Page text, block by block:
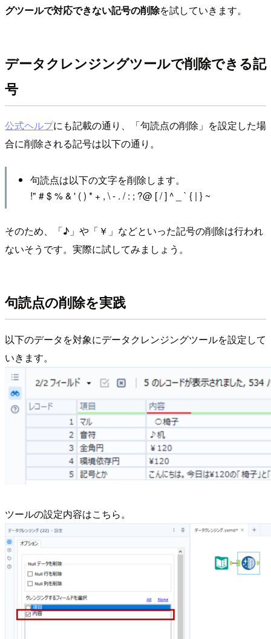
グツールで対応できない記号の削除を試していきます。
データクレンジングツールで削除できる記
号
公式ヘルプにも記載の通り、「句読点の削除」を設定した場
合に削除される記号は以下の通り。
句読点は以下の文字を削除します。
!" # $ % & ' ( ) * + , \ - . / : ; ?@ [ / ] ^ _ ` { | } ~
そのため、「♪」や「￥」などといった記号の削除は行われ
ないそうです。実際に試してみましょう。
句読点の削除を実践
以下のデータを対象にデータクレンジングツールを設定して
いきます。
ツールの設定内容はこちら。